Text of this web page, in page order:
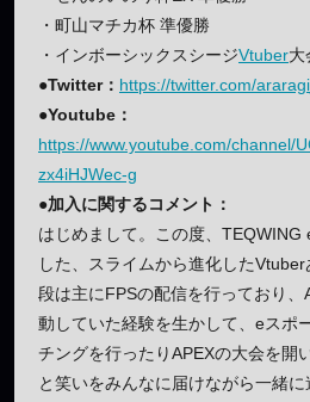
・町山マチカ杯 準優勝
・インボーシックスシージVtuber大
●Twitter： https://twitter.com/
●Youtube：
https://www.youtube.com/channel/
zx4iHJWec-g
●加入に関するコメント：
はじめまして。この度、TEQWING
した、スライムから進化した
段は主にFPSの配信を行っており
動していた経験を生かして、eスポ
チングを行ったりAPEXの大会を開
と笑いをみんなに届けながら一緒